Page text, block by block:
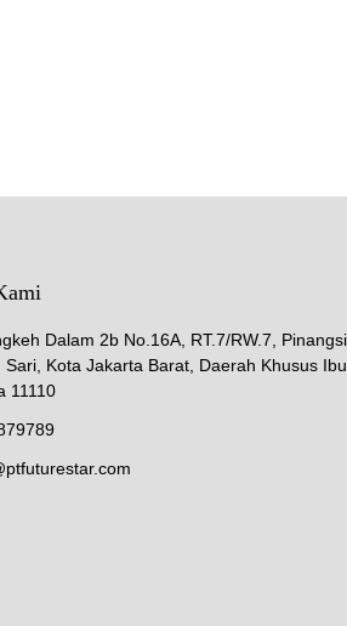
Dalam 2b No.16A, RT.7/RW.7,
Sari, Kota Jakarta Barat, Daerah Khusus
11110